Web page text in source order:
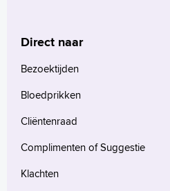
Français
Polski
Direct naar
Bezoektijden
Bloedprikken
Cliëntenraad
Complimenten of Suggestie
Klachten